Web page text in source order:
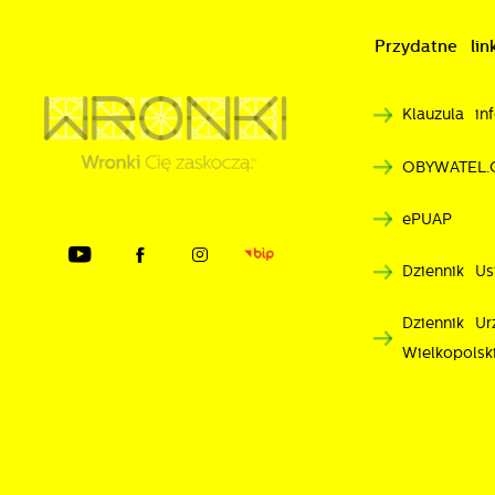
Przydatne
Klauzula
ePUAP
Dziennik
Dziennik